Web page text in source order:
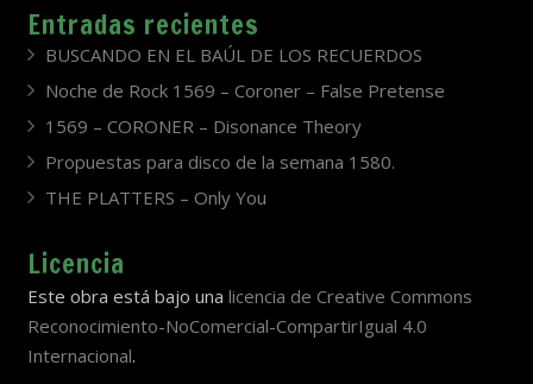
Entradas recientes
BUSCANDO EN EL BAÚL DE LOS RECUERDOS
Noche de Rock 1569 – Coroner – False Pretense
1569 – CORONER – Disonance Theory
Propuestas para disco de la semana 1580.
THE PLATTERS – Only You
Licencia
Este obra está bajo una licencia de Creative Commons
Reconocimiento-NoComercial-CompartirIgual 4.0
Internacional.